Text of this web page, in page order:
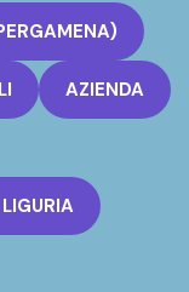
AZIENDA